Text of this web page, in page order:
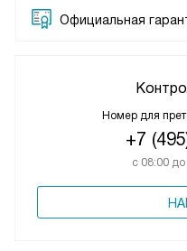
Официальная
Номер для
+7
с 08:00